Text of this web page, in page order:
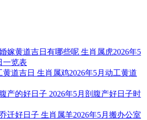
嫁黄道吉日有哪些呢 生肖属虎2026年5
一览表
黄道吉日 生肖属鸡2026年5月动工黄道
产的好日子 2026年5月剖腹产好日子时
迁好日子 生肖属羊2026年5月搬办公室